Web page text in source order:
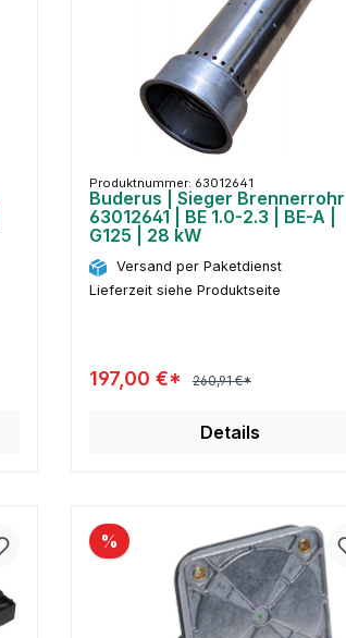
Produktnummer: 63012641
Buderus | Sieger Brennerrohr |
63012641 | BE 1.0-2.3 | BE-A |
G125 | 28 kW
Versand per Paketdienst
Lieferzeit siehe Produktseite
197,00 €* 260,91 €*
Details
%